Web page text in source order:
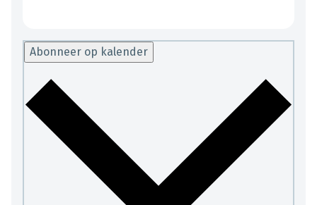
Abonneer op kalender